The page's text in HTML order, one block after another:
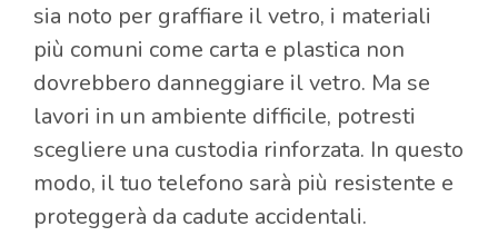
sia noto per graffiare il vetro, i materiali
più comuni come carta e plastica non
dovrebbero danneggiare il vetro. Ma se
lavori in un ambiente difficile, potresti
scegliere una custodia rinforzata. In questo
modo, il tuo telefono sarà più resistente e
proteggerà da cadute accidentali.